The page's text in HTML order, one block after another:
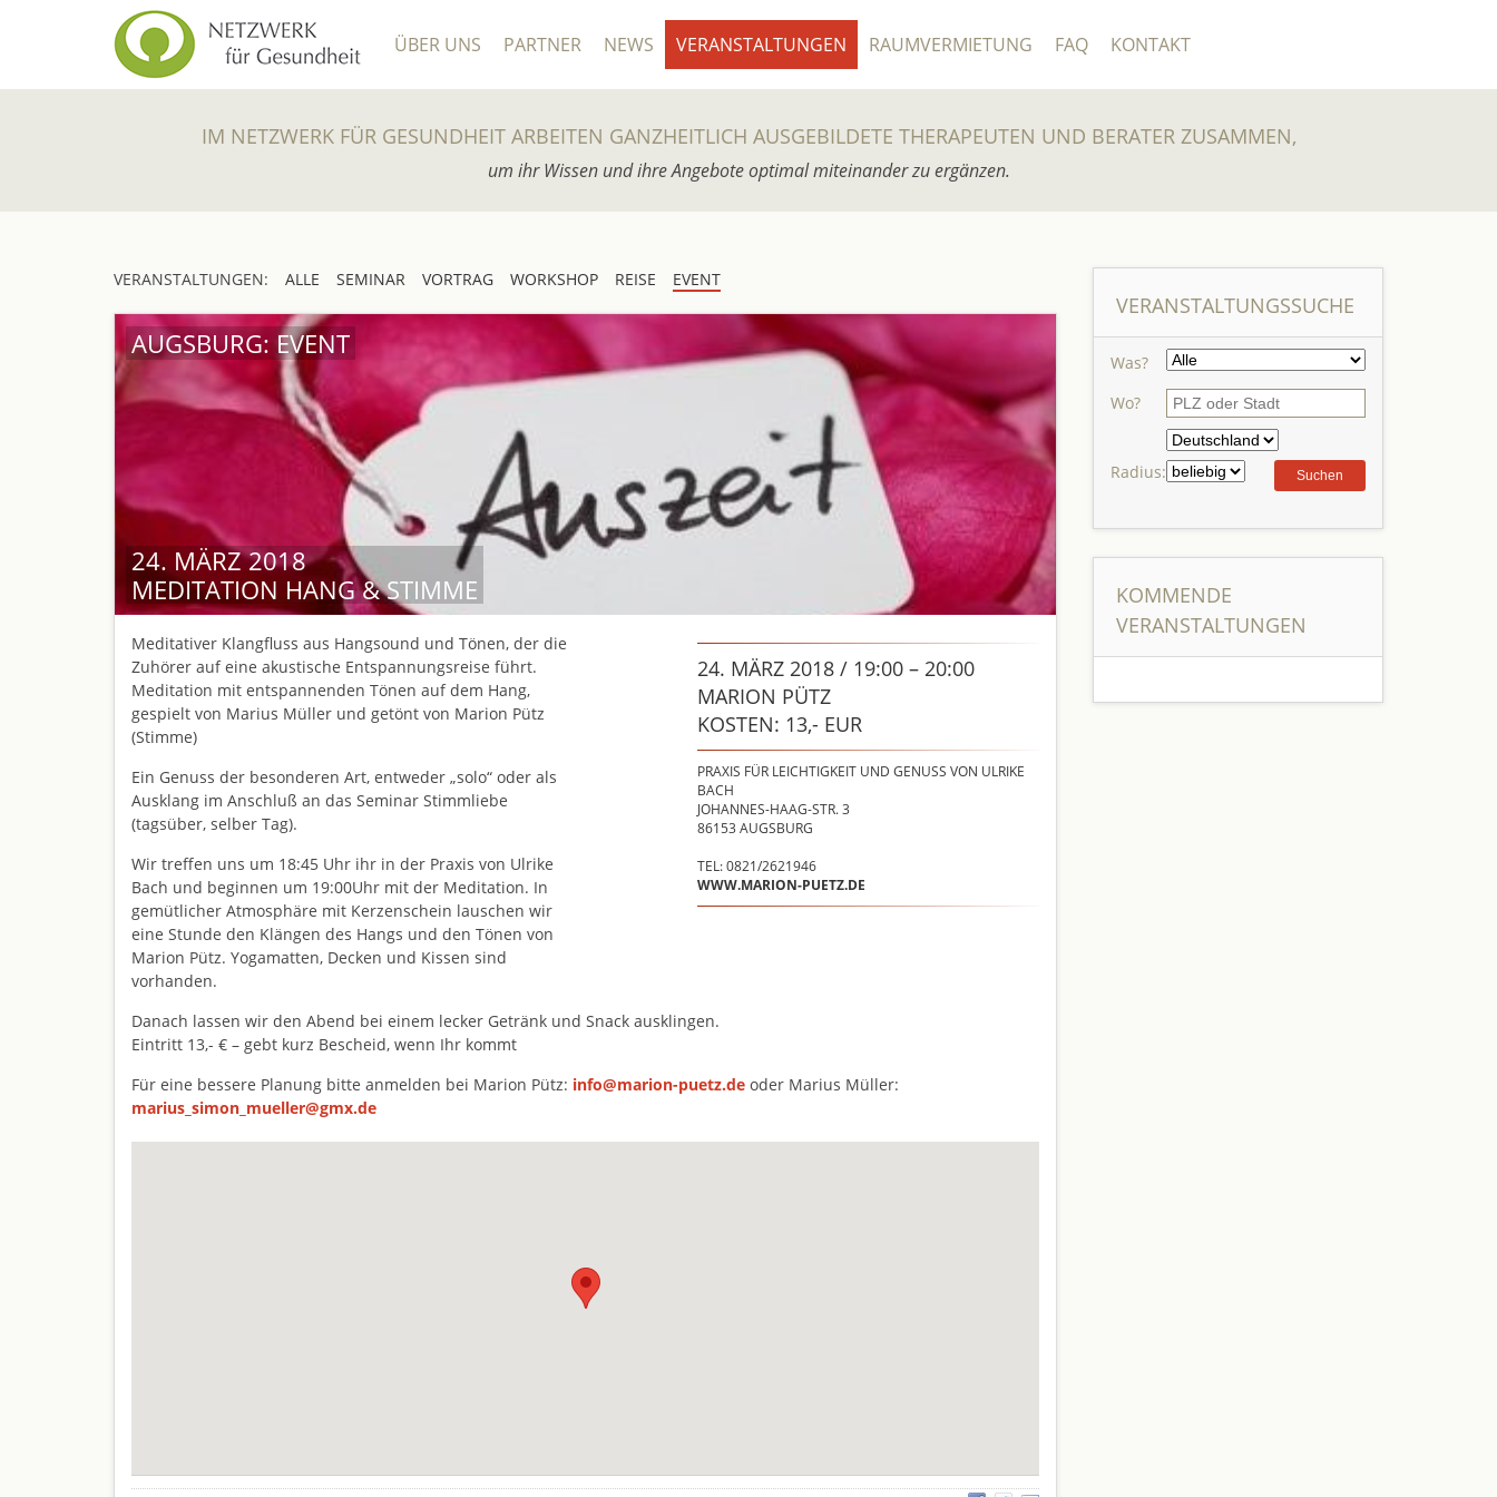
ÜBER UNS PARTNER NEWS VERANSTALTUNGEN RAUMVERMIETUNG FAQ KONTAKT
IM NETZWERK FÜR GESUNDHEIT ARBEITEN GANZHEITLICH AUSGEBILDETE THERAPEUTEN UND BERATER ZUSAMMEN,
um ihr Wissen und ihre Angebote optimal miteinander zu ergänzen.
VERANSTALTUNGEN: ALLE SEMINAR VORTRAG WORKSHOP REISE EVENT
24. MÄRZ 2018
MEDITATION HANG & STIMME
AUGSBURG: EVENT
24. MÄRZ 2018 / 19:00 – 20:00
MARION PÜTZ
KOSTEN: 13,- EUR
PRAXIS FÜR LEICHTIGKEIT UND GENUSS VON ULRIKE
BACH
JOHANNES-HAAG-STR. 3
86153 AUGSBURG
TEL: 0821/2621946
WWW.MARION-PUETZ.DE
Meditativer Klangfluss aus Hangsound und Tönen, der die
Zuhörer auf eine akustische Entspannungsreise führt.
Meditation mit entspannenden Tönen auf dem Hang,
gespielt von Marius Müller und getönt von Marion Pütz
(Stimme)
Ein Genuss der besonderen Art, entweder „solo“ oder als
Ausklang im Anschluß an das Seminar Stimmliebe
(tagsüber, selber Tag).
Wir treffen uns um 18:45 Uhr ihr in der Praxis von Ulrike
Bach und beginnen um 19:00Uhr mit der Meditation. In
gemütlicher Atmosphäre mit Kerzenschein lauschen wir
eine Stunde den Klängen des Hangs und den Tönen von
Marion Pütz. Yogamatten, Decken und Kissen sind
vorhanden.
Danach lassen wir den Abend bei einem lecker Getränk und Snack ausklingen.
Eintritt 13,- € – gebt kurz Bescheid, wenn Ihr kommt
Für eine bessere Planung bitte anmelden bei Marion Pütz: info@marion-puetz.de oder Marius Müller:
marius_simon_mueller@gmx.de
VERANSTALTUNGSSUCHE
Was?
Wo?
Radius:
KOMMENDE
VERANSTALTUNGEN